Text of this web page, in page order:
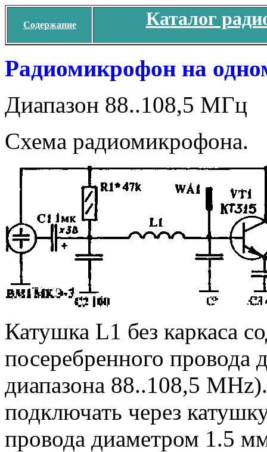
Содержание Каталог
Радиомикрофон на
Диапазон 88..108,5 МГц
Схема радиомикрофона.
Катушка L1 без каркаса
посеребренного
диапазона 88..108,5
подключать через
провода диаметром 1.5